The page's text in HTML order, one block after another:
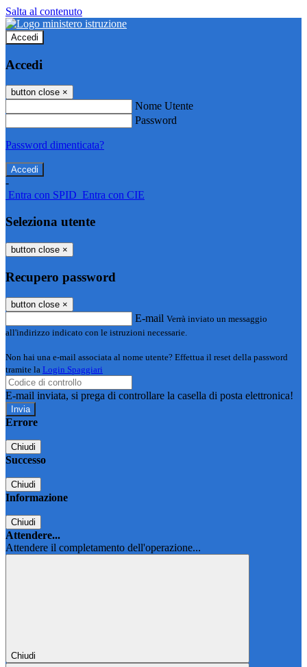
Salta al contenuto
Accedi
Accedi
button close ×
Nome Utente
Password
Password dimenticata?
-
Entra con SPID Entra con CIE
Seleziona utente
button close ×
Recupero password
button close ×
E-mail Verrà inviato un messaggio
all'indirizzo indicato con le istruzioni necessarie.
Non hai una e-mail associata al nome utente? Effettua il reset della password
tramite la Login Spaggiari
E-mail inviata, si prega di controllare la casella di posta elettronica!
Errore
Chiudi
Successo
Chiudi
Informazione
Chiudi
Attendere...
Attendere il completamento dell'operazione...
Chiudi